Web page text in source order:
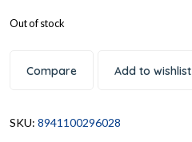
Out of stock
Compare Add to wishlist
SKU: 8941100296028